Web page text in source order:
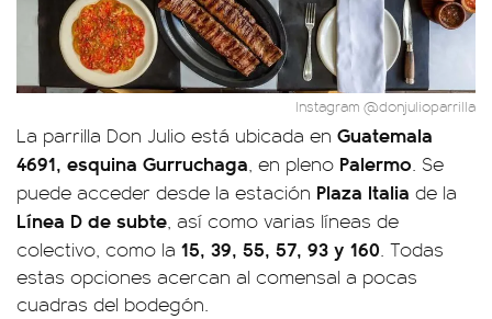
Instagram @donjulioparrilla
La parrilla Don Julio está ubicada en Guatemala
4691, esquina Gurruchaga, en pleno Palermo. Se
puede acceder desde la estación Plaza Italia de la
Línea D de subte, así como varias líneas de
colectivo, como la 15, 39, 55, 57, 93 y 160. Todas
estas opciones acercan al comensal a pocas
cuadras del bodegón.